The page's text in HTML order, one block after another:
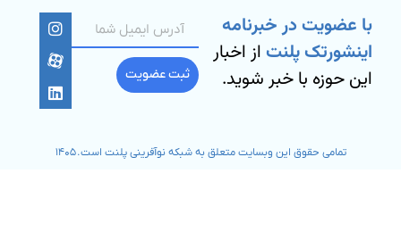
با عضویت در خبرنامه
اینشورتک پلنتاز اخبار
این حوزه با خبر شوید.
ثبت عضویت
تمامی حقوق این وبسایت متعلق به شبکه نوآفرینی پلنت است. ۱۴۰۵